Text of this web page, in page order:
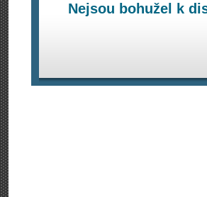
Nejsou bohužel k